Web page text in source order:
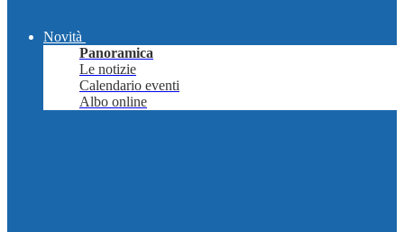
Novità
Panoramica
Le notizie
Calendario eventi
Albo online